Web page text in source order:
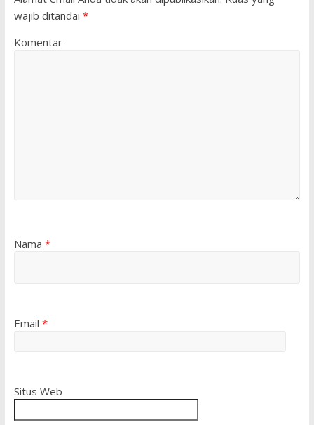
wajib ditandai *
Komentar
Nama *
Email *
Situs Web